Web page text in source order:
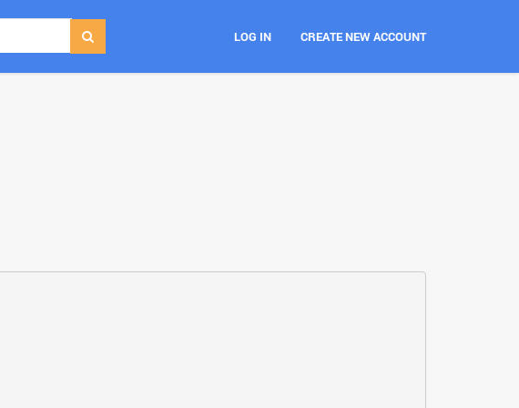
LOG IN CREATE NEW ACCOUNT